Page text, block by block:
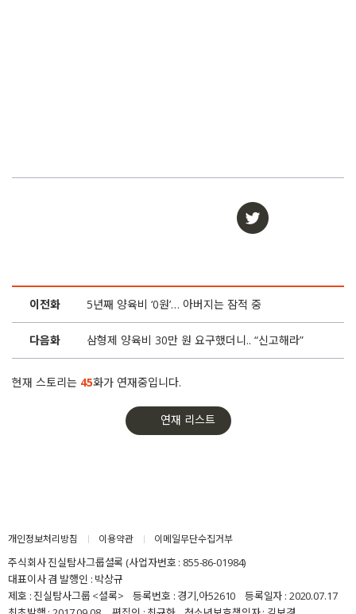
잠복해 겨우 찾은 ‘배드파더’.. 경찰이 풀어줬다
21화 10년간 양육비 0원, 전 남편 고발한 이다도시
20화 양육비 안 주고 고소까지, 엄마가 법정에 선다
가만히 있지 않은 엄마가 세상을 바꿨습니다
16화 양육비 법안 제정 약속 32명 국회 입성
15화 김동성, 배드파더스 등재 이후 양육비 일부 지급
이전화 5년째 양육비 ‘0원’… 아버지는 잠적 중
다음화 삼형제 양육비 30만 원 요구했더니.. “신고해라”
현재 스토리는 45화가 연재중입니다.
연재 리스트
개인정보처리방침 이용약관 이메일무단수집거부
주식회사 진실탐사그룹셜록 (사업자번호 : 855-86-01984)
대표이사 겸 발행인 : 박상규
제호 : 진실탐사그룹 <셜록> 등록번호 : 경기,아52610 등록일자 : 2020.07.17